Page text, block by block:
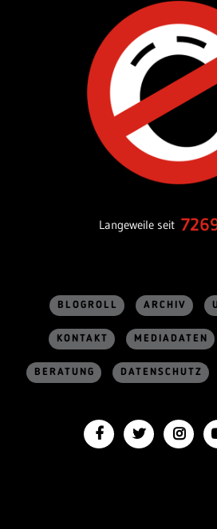
Langeweile seit
BLOGROLL ARCHIV
KONTAKT MEDIADATEN
BERATUNG DATENSCHUTZ